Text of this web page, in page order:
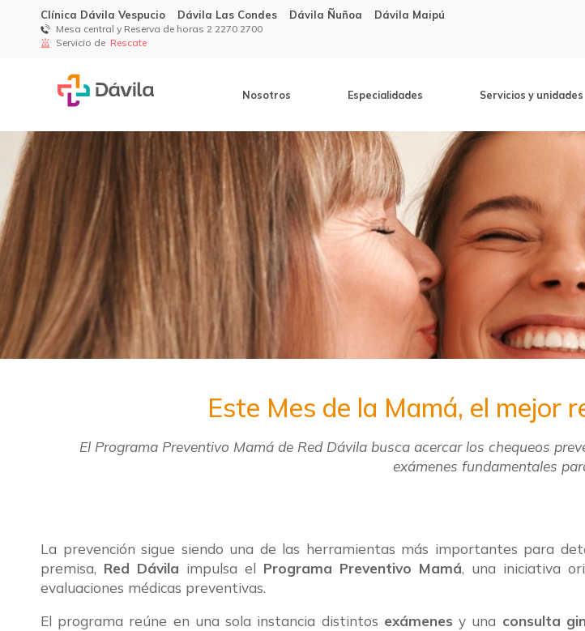
Clínica Dávila Vespucio Dávila Las Condes Dávila Ñuñoa Dávila Maipú
Mesa central y Reserva de horas 2 2270 2700
Servicio de Rescate
Nosotros Especialidades Servicios y unidades
Este Mes de la Mamá, el mejor
El Programa Preventivo Mamá de Red Dávila busca acercar los chequeos
exámenes fundamentales
La prevención sigue siendo una de las herramientas más importantes para
premisa, Red Dávila impulsa el Programa Preventivo Mamá, una iniciativa
evaluaciones médicas preventivas.
El programa reúne en una sola instancia distintos exámenes y una consulta